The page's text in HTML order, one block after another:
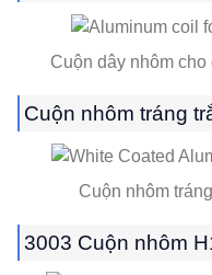
Cuộn dây nhôm
Cuộn nhôm tráng
Cuộn nhôm
3003 Cuộn nhôm